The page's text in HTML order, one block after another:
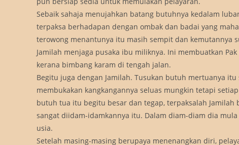
Sebaik sahaja menujahkan batang butuhnya kedalam
terpaksa berhadapan dengan ombak dan badai yang
terowong menantunya itu masih sempit dan kemutannya
Jamilah menjaga pusaka ibu miliknya. Ini membuatkan
kerana bimbang karam di tengah jalan.
Begitu juga dengan Jamilah. Tusukan butuh mertuanya
membukakan kangkangannya seluas mungkin tetapi
butuh tua itu begitu besar dan tegap, terpaksalah
sangat diidam-idamkannya itu. Dalam diam-diam dia
usia.
Setelah masing-masing berupaya menenangkan diri,